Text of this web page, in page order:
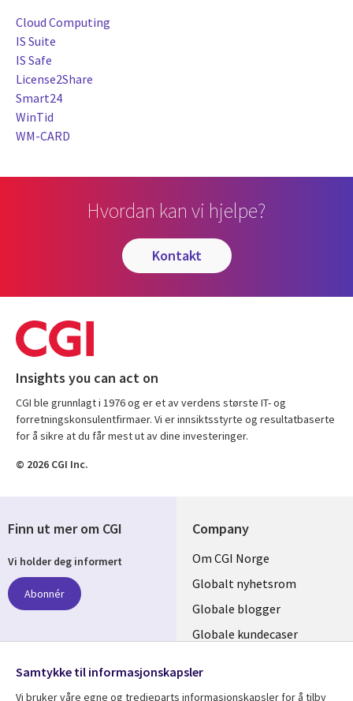
Cloud Computing
IS Suite
IS Safe
License2Share
Smart24
WinTid
WM-CARD
Hvordan kan vi hjelpe?
kontakt
Insights you can act on
CGI ble grunnlagt i 1976 og er et av verdens største IT- og
forretningskonsulentfirmaer. Vi er innsiktsstyrte og resultatbaserte
for å sikre at du får mest ut av dine investeringer.
© 2026 CGI Inc.
Company
Useful
links
NORWAY
Om CGI Norge
Globalt nyhetsrom
Globale blogger
Globale kundecaser
Finn ut mer om CGI
Vi holder deg informert
Abonnér
følg oss
Social
Samtykke til informasjonskapsler
Vi bruker våre egne og tredjeparts informasjonskapsler for å tilby